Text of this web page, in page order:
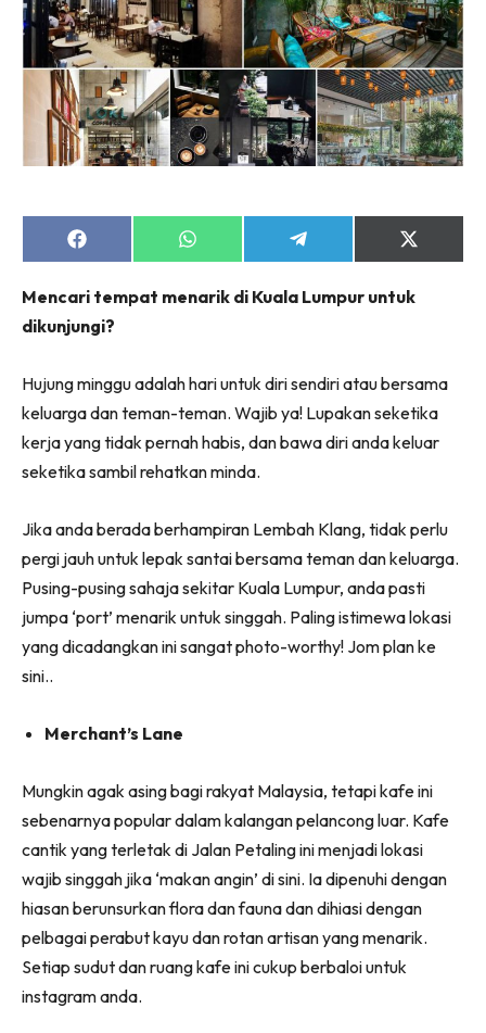
Share
on
Share
on
Share
on
Share
on
(Twitter)
Mencari tempat menarik di Kuala Lumpur untuk
dikunjungi?
Hujung minggu adalah hari untuk diri sendiri atau bersama
keluarga dan teman-teman. Wajib ya! Lupakan seketika
kerja yang tidak pernah habis, dan bawa diri anda keluar
seketika sambil rehatkan minda.
Jika anda berada berhampiran Lembah Klang, tidak perlu
pergi jauh untuk lepak santai bersama teman dan keluarga.
Pusing-pusing sahaja sekitar Kuala Lumpur, anda pasti
jumpa ‘port’ menarik untuk singgah. Paling istimewa lokasi
yang dicadangkan ini sangat photo-worthy! Jom plan ke
sini..
Merchant’s Lane
Mungkin agak asing bagi rakyat Malaysia, tetapi kafe ini
sebenarnya popular dalam kalangan pelancong luar. Kafe
cantik yang terletak di Jalan Petaling ini menjadi lokasi
wajib singgah jika ‘makan angin’ di sini. Ia dipenuhi dengan
hiasan berunsurkan flora dan fauna dan dihiasi dengan
pelbagai perabut kayu dan rotan artisan yang menarik.
Setiap sudut dan ruang kafe ini cukup berbaloi untuk
instagram anda.